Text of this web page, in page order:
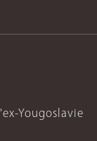
Yougoslavie